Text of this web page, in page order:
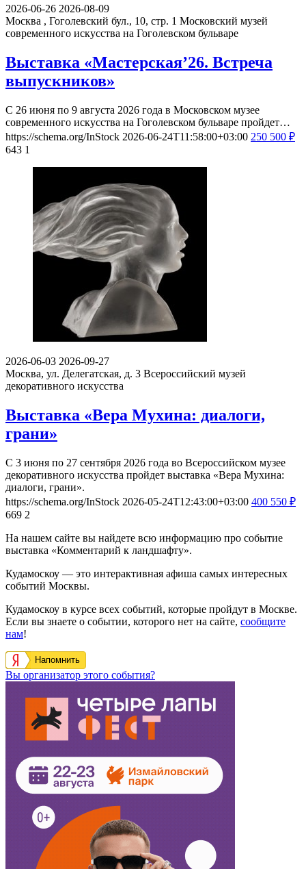
2026-06-26 2026-08-09
Москва , Гоголевский бул., 10, стр. 1 Московский музей
современного искусства на Гоголевском бульваре
Выставка «Мастерская’26. Встреча
выпускников»
С 26 июня по 9 августа 2026 года в Московском музее
современного искусства на Гоголевском бульваре пройдет…
https://schema.org/InStock 2026-06-24T11:58:00+03:00 250 500 ₽
643 1
2026-06-03 2026-09-27
Москва, ул. Делегатская, д. 3 Всероссийский музей
декоративного искусства
Выставка «Вера Мухина: диалоги,
грани»
С 3 июня по 27 сентября 2026 года во Всероссийском музее
декоративного искусства пройдет выставка «Вера Мухина:
диалоги, грани».
https://schema.org/InStock 2026-05-24T12:43:00+03:00 400 550 ₽
669 2
На нашем сайте вы найдете всю информацию про событие
выставка «Комментарий к ландшафту».
Кудамоскоу — это интерактивная афиша самых интересных
событий Москвы.
Кудамоскоу в курсе всех событий, которые пройдут в Москве.
Если вы знаете о событии, которого нет на сайте, сообщите
нам!
Напомнить
Вы организатор этого события?